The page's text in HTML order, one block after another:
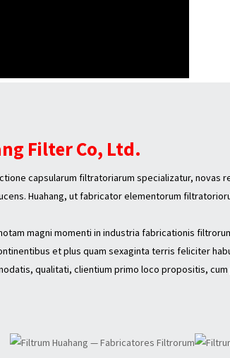
Filter Co, Ltd.
capsularum filtratoriarum specializatur,
Huahang, ut fabricator elementorum
magni momenti in industria fabricationis
et plus quam sexaginta terris feliciter
qualitati, clientium primo loco propositis,